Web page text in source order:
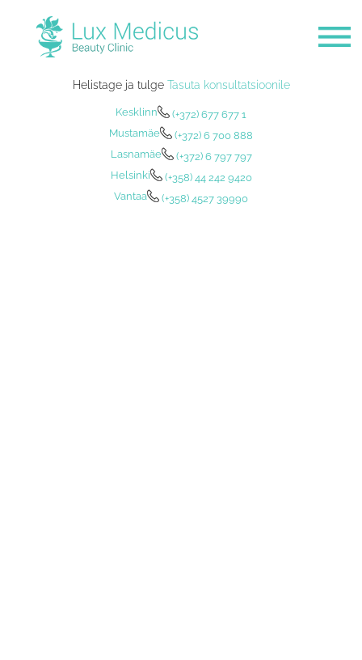
Helistage ja tulge Tasuta konsultatsioonile
Kesklinn
(+372) 677 677 1
Mustamäe
(+372) 6 700 888
Lasnamäe
(+372) 6 797 797
Helsinki
(+358) 44 242 9420
Vantaa
(+358) 4527 39990